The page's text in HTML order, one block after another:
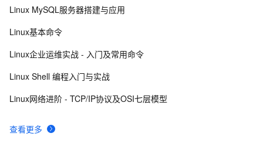
10 每日一个计算机小知识：Linux
查看更多
Linux MySQL服务器搭建与应用
Linux基本命令
Linux企业运维实战 - 入门及常用命令
Linux Shell 编程入门与实战
Linux网络进阶 - TCP/IP协议及OSI七层模型